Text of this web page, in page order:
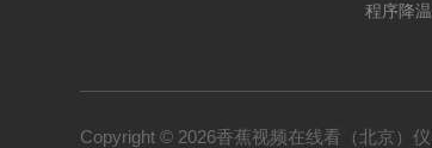
程序降
Copyright © 2026香蕉视频在线看（北京）